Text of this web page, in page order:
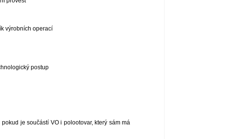
výrobních operací
postup
je součástí VO i polootovar, který sám má